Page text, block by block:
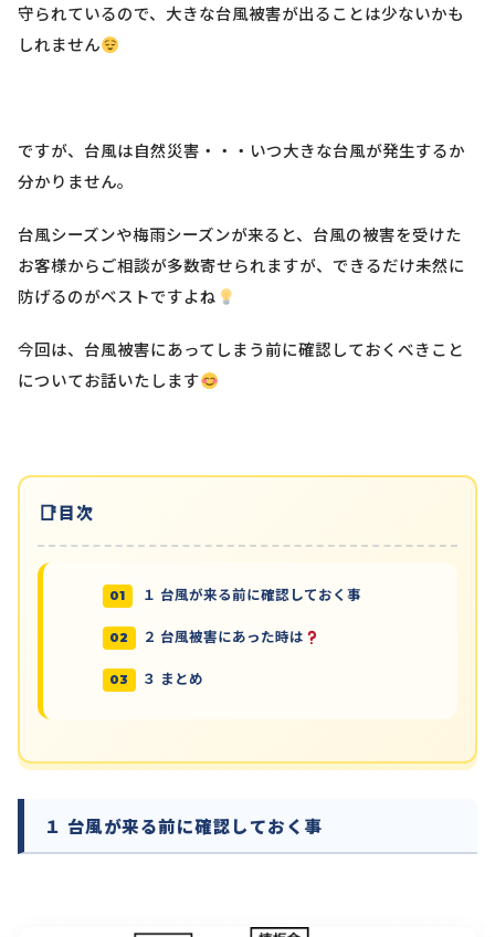
守られているので、大きな台風被害が出ることは少ないかも
しれません
ですが、台風は自然災害・・・いつ大きな台風が発生するか
分かりません。
台風シーズンや梅雨シーズンが来ると、台風の被害を受けた
お客様からご相談が多数寄せられますが、できるだけ未然に
防げるのがベストですよね
今回は、台風被害にあってしまう前に確認しておくべきこと
についてお話いたします
目次
１ 台風が来る前に確認しておく事
２ 台風被害にあった時は
３ まとめ
１ 台風が来る前に確認しておく事